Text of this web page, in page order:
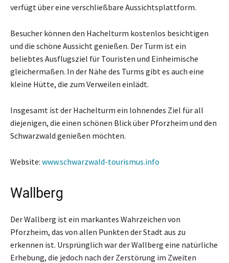
verfügt über eine verschließbare Aussichtsplattform.
Besucher können den Hachelturm kostenlos besichtigen
und die schöne Aussicht genießen. Der Turm ist ein
beliebtes Ausflugsziel für Touristen und Einheimische
gleichermaßen. In der Nähe des Turms gibt es auch eine
kleine Hütte, die zum Verweilen einlädt.
Insgesamt ist der Hachelturm ein lohnendes Ziel für all
diejenigen, die einen schönen Blick über Pforzheim und den
Schwarzwald genießen möchten.
Website: www.schwarzwald-tourismus.info
Wallberg
Der Wallberg ist ein markantes Wahrzeichen von
Pforzheim, das von allen Punkten der Stadt aus zu
erkennen ist. Ursprünglich war der Wallberg eine natürliche
Erhebung, die jedoch nach der Zerstörung im Zweiten